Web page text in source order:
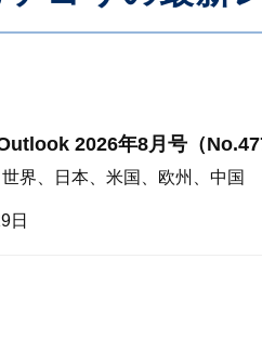
2026年8月号（
界、日本、米国、欧州、中国
日